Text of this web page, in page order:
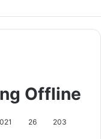
Offline
26 203